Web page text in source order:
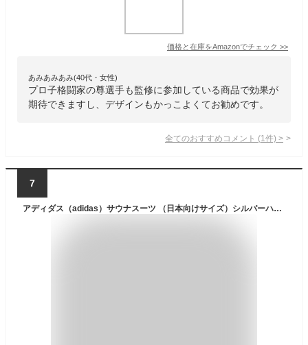
価格と在庫をAmazonでチェック >>
あみあみあみ(40代・女性)
プロ子格闘家の尊選手も監修に参加している商品で効果が
期待できますし、デザインもかっこよくてお勧めです。
全てのおすすめコメント (1 件) >
7
アディダス（adidas）サウナスーツ （日本向けサイズ）シルバーハイロン (Small)